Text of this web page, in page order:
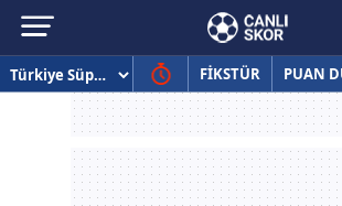
FİKSTÜR PUAN